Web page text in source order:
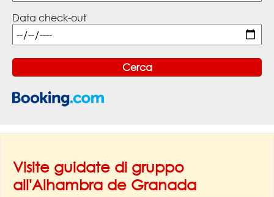
Data check-out
Visite guidate di gruppo
all'Alhambra de Granada